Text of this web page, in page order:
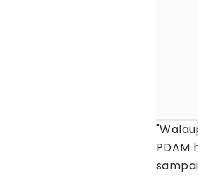
PDAM